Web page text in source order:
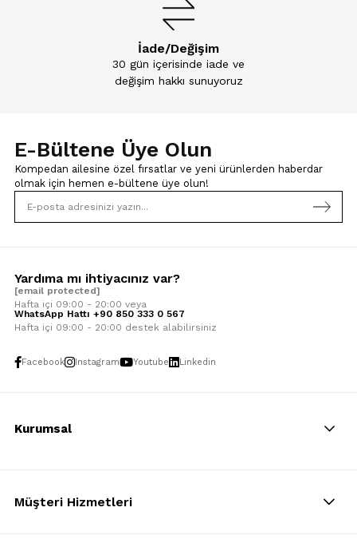
İade/Değişim
30 gün içerisinde iade ve
değişim hakkı sunuyoruz
E-Bültene Üye Olun
Kompedan ailesine özel fırsatlar ve yeni ürünlerden haberdar
olmak için hemen e-bültene üye olun!
Yardıma mı ihtiyacınız var?
[email protected]
Hafta içi 09:00 - 20:00 veya
WhatsApp Hattı +90 850 333 0 567
Hafta içi 09:00 - 20:00 destek alabilirsiniz
Facebook Instagram Youtube Linkedin
Kurumsal
Müşteri Hizmetleri